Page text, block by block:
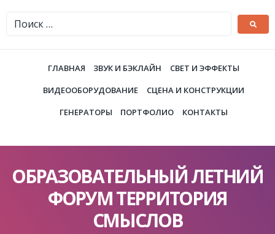
ГЛАВНАЯ ЗВУК И БЭКЛАЙН
СВЕТ И ЭФФЕКТЫ
ВИДЕООБОРУДОВАНИЕ
СЦЕНА И КОНСТРУКЦИИ
ГЕНЕРАТОРЫ
ПОРТФОЛИО КОНТАКТЫ
ОБРАЗОВАТЕЛЬНЫЙ ЛЕТНИЙ
ФОРУМ ТЕРРИТОРИЯ
СМЫСЛОВ